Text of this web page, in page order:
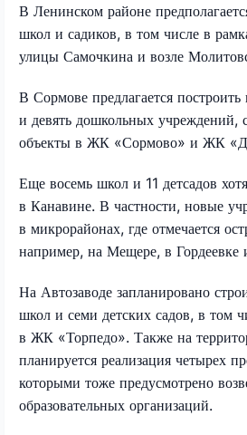
В Ленинском районе
школ и садиков, в том числе в
улицы Самочкина и возле
В Сормове предлагается
и девять дошкольных учреждений,
объекты в ЖК «Сормово» и ЖК
Еще восемь школ и 11 детсадов
в Канавине. В частности, новые
в микрорайонах, где отмечается
например, на Мещере, в Гордеевке
На Автозаводе запланировано
школ и семи детских садов, в том
в ЖК «Торпедо». Также на
планируется реализация четырех
которыми тоже предусмотрено
образовательных организаций.